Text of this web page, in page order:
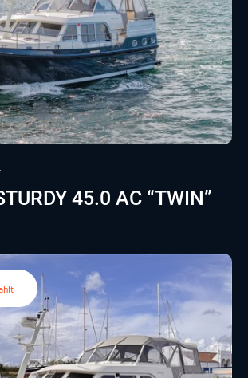
45.0 AC “TWIN”